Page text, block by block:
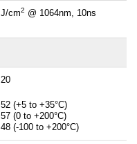
cm2 @ 1064nm, 10ns
(+5 to +35°C)
(0 to +200°C)
(-100 to +200°C)